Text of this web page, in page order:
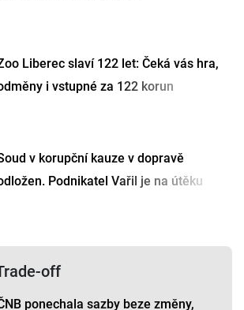
Liberec slaví 122 let: Čeká vás hra,
i vstupné za 122 korun
v korupční kauze v dopravě
Podnikatel Vařil je na útěku
off
ponechala sazby beze změny,